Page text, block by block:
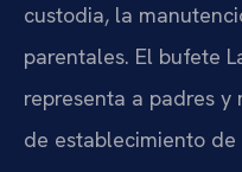
custodia, la
parentales. El bufete
representa a padres y
de establecimiento